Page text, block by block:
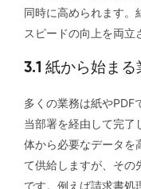
同時に高められます。
スピードの向上を両立
3.1 紙から始ま
多くの業務は紙やPDF
当部署を経由して完了
体から必要なデータを
て供給しますが、その
です。例えば請求書処